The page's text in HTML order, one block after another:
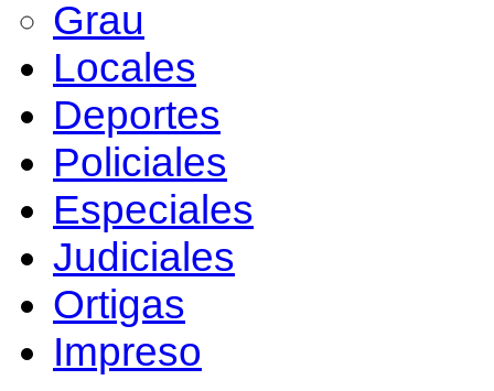
Grau
Locales
Deportes
Policiales
Especiales
Judiciales
Ortigas
Impreso